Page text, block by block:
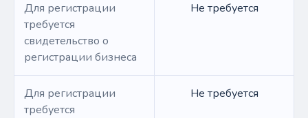
Для регистрации
требуется
свидетельство о
регистрации бизнеса
Не требуется
Для регистрации
требуется
Не требуется